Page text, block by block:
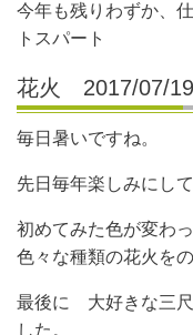
今年も残りわずか、
トスパート
花火 2017/07/19
毎日暑いですね。
先日毎年楽しみにし
初めてみた色が変わ
色々な種類の花火を
最後に 大好きな三
した。